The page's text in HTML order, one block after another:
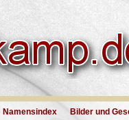
Namensindex Bilder und